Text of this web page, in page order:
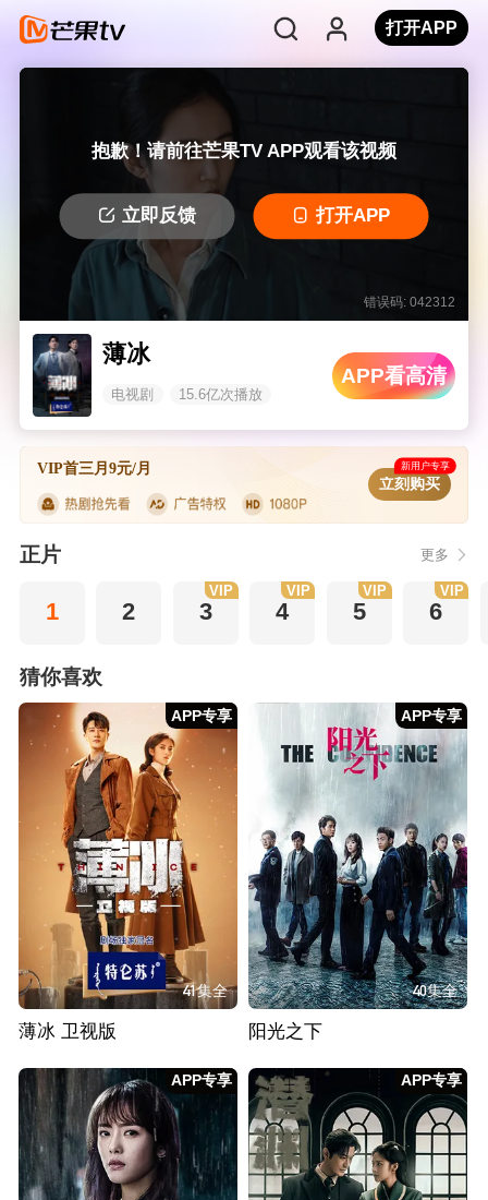
打开APP
抱歉！请前往芒果TV APP观看该视频
立即反馈 打开APP
错误码: 042312
薄冰
电视剧 15.6亿次播放
APP看高清
VIP首三月9元/月 新用户专享
立刻购买
正片 更多
1 2 3
VIP
4
VIP
5
VIP
6
VIP
猜你喜欢
APP专享
41集全
薄冰 卫视版
APP专享
40集全
阳光之下
APP专享 APP专享